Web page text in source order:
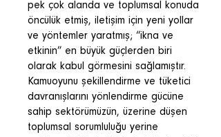
pek çok alanda ve toplumsal konuda
öncülük etmiş, iletişim için yeni yollar
ve yöntemler yaratmış; “ikna ve
etkinin” en büyük güçlerden biri
olarak kabul görmesini sağlamıştır.
Kamuoyunu şekillendirme ve tüketici
davranışlarını yönlendirme gücüne
sahip sektörümüzün, üzerine düşen
toplumsal sorumluluğu yerine